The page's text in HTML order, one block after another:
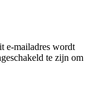
e-mailadres wordt
te zijn om